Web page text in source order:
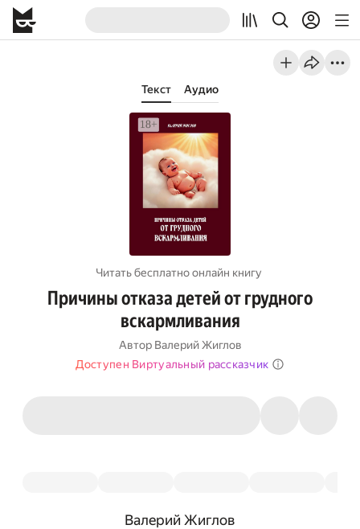
Текст Аудио
Читать бесплатно онлайн книгу
Причины отказа детей от грудного
вскармливания
Автор Валерий Жиглов
Доступен Виртуальный рассказчик
Валерий Жиглов